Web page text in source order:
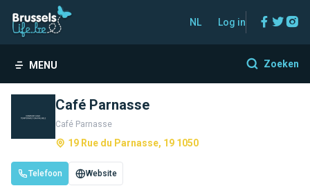
NL Log in
MENU Zoeken
Café Parnasse
Café Parnasse
19 Rue du Parnasse, 19 1050
Telefoon Website